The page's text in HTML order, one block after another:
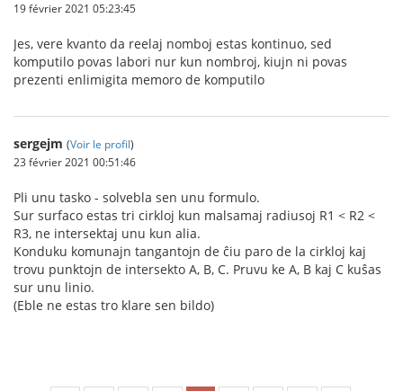
19 février 2021 05:23:45
Jes, vere kvanto da reelaj nomboj estas kontinuo, sed
komputilo povas labori nur kun nombroj, kiujn ni povas
prezenti enlimigita memoro de komputilo
sergejm (Voir le profil)
23 février 2021 00:51:46
Pli unu tasko - solvebla sen unu formulo.
Sur surfaco estas tri cirkloj kun malsamaj radiusoj R1 < R2 <
R3, ne intersektaj unu kun alia.
Konduku komunajn tangantojn de ĉiu paro de la cirkloj kaj
trovu punktojn de intersekto A, B, C. Pruvu ke A, B kaj C kuŝas
sur unu linio.
(Eble ne estas tro klare sen bildo)